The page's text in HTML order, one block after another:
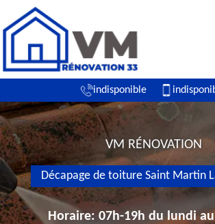
indisponible
VM RÉNOVATION
Décapage de toiture Saint Martin
Horaire: 07h-19h du lundi